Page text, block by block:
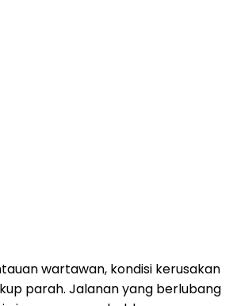
wartawan, kondisi kerusakan
parah. Jalanan yang berlubang